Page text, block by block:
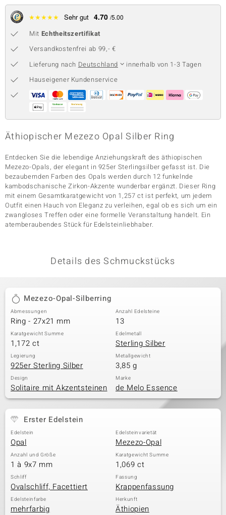
Collection
Classics
★★★★★ Sehr gut 4.70 /5.00
Mit Echtheitszertifikat
Versandkostenfrei ab 99,- €
Lieferung nach Deutschland
innerhalb von 1-3 Tagen
Hauseigener Kundenservice
Äthiopischer Mezezo Opal Silber Ring
Entdecken Sie die lebendige Anziehungskraft des äthiopischen
Mezezo-Opals, der elegant in 925er Sterlingsilber gefasst ist. Die
bezaubernden Farben des Opals werden durch 12 funkelnde
kambodschanische Zirkon-Akzente wunderbar ergänzt. Dieser Ring
mit einem Gesamtkaratgewicht von 1,257 ct ist perfekt, um jedem
Outfit einen Hauch von Eleganz zu verleihen, egal ob es sich um ein
zwangloses Treffen oder eine formelle Veranstaltung handelt. Ein
atemberaubendes Stück für Edelsteinliebhaber.
Details des Schmuckstücks
Mezezo-Opal-Silberring
Abmessungen
Ring - 27x21 mm
Anzahl Edelsteine
13
Karatgewicht Summe
1,172 ct
Edelmetall
Sterling Silber
Legierung
925er Sterling Silber
Metallgewicht
3,85 g
Design
Solitaire mit Akzentsteinen
Marke
de Melo Essence
Erster Edelstein
Edelstein
Opal
Edelsteinvarietät
Mezezo-Opal
Anzahl und Größe
1 à 9x7 mm
Karatgewicht Summe
1,069 ct
Schliff
Ovalschliff, Facettiert
Fassung
Krappenfassung
Edelsteinfarbe
mehrfarbig
Herkunft
Äthiopien